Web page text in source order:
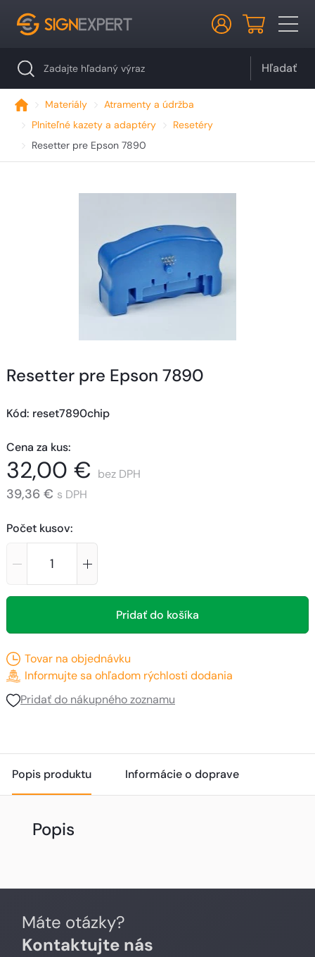
Hľadať
Materiály
Atramenty a údržba
Plniteľné kazety a adaptéry
Resetéry
Resetter pre Epson 7890
Resetter pre Epson 7890
Kód: reset7890chip
Cena za kus:
32,00 € bez DPH
39,36 € s DPH
Počet kusov:
Pridať do košíka
Tovar na objednávku
Informujte sa ohľadom rýchlosti dodania
Pridať do nákupného zoznamu
Popis produktu Informácie o doprave
Popis
Máte otázky?
Kontaktujte nás